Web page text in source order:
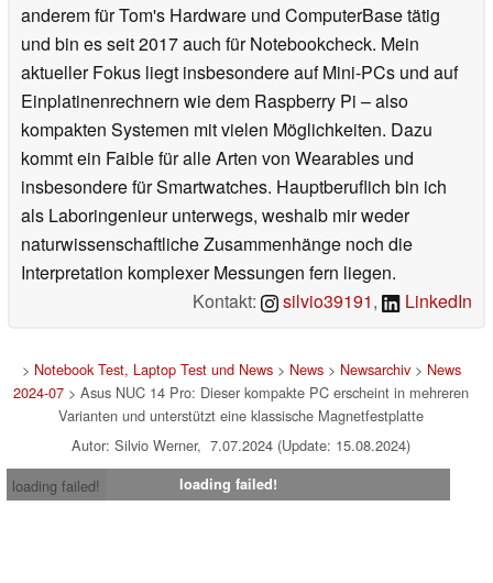
anderem für Tom's Hardware und ComputerBase tätig
und bin es seit 2017 auch für Notebookcheck. Mein
aktueller Fokus liegt insbesondere auf Mini-PCs und auf
Einplatinenrechnern wie dem Raspberry Pi – also
kompakten Systemen mit vielen Möglichkeiten. Dazu
kommt ein Faible für alle Arten von Wearables und
insbesondere für Smartwatches. Hauptberuflich bin ich
als Laboringenieur unterwegs, weshalb mir weder
naturwissenschaftliche Zusammenhänge noch die
Interpretation komplexer Messungen fern liegen.
Kontakt:
silvio39191, LinkedIn
> Notebook Test, Laptop Test und News> News> Newsarchiv> News
2024-07 > Asus NUC 14 Pro: Dieser kompakte PC erscheint in mehreren
Varianten und unterstützt eine klassische Magnetfestplatte
Autor: Silvio Werner, 7.07.2024 (Update: 15.08.2024)
loading failed!
loading failed!